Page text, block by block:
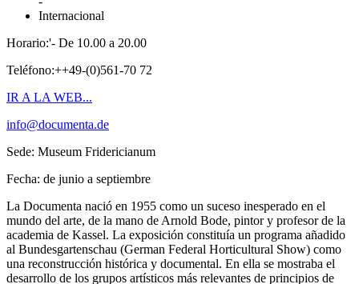
Internacional
Horario:'- De 10.00 a 20.00
Teléfono:++49-(0)561-70 72
IR A LA WEB...
info@documenta.de
Sede: Museum Fridericianum
Fecha: de junio a septiembre
La Documenta nació en 1955 como un suceso inesperado en el
mundo del arte, de la mano de Arnold Bode, pintor y profesor de la
academia de Kassel. La exposición constituía un programa añadido
al Bundesgartenschau (German Federal Horticultural Show) como
una reconstrucción histórica y documental. En ella se mostraba el
desarrollo de los grupos artísticos más relevantes de principios de